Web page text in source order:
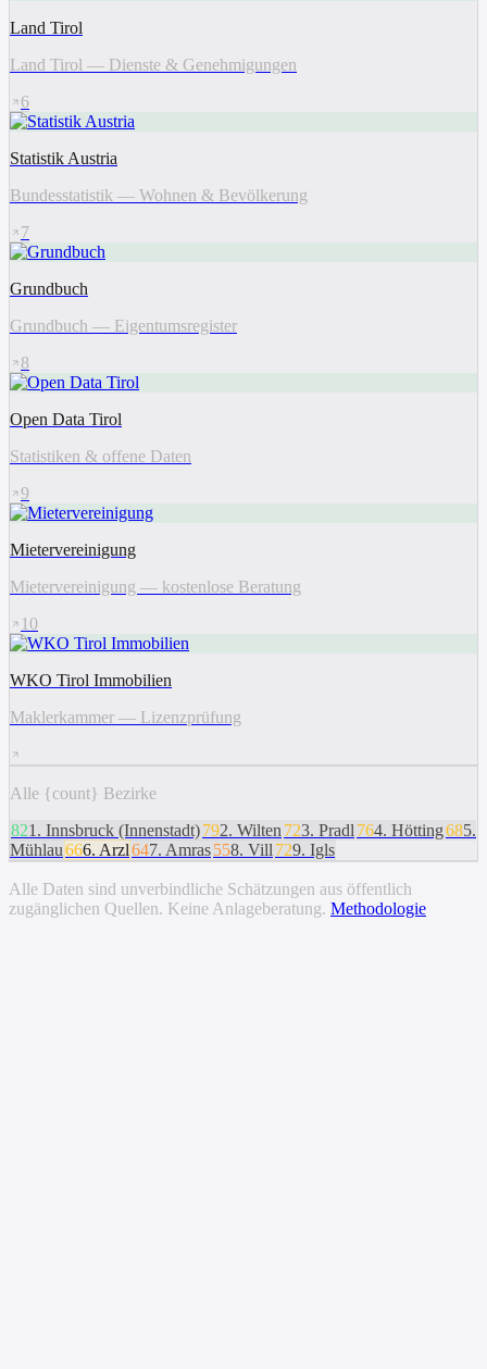
Land Tirol
Land Tirol — Dienste & Genehmigungen
6
Statistik Austria
Bundesstatistik — Wohnen & Bevölkerung
7
Grundbuch
Grundbuch — Eigentumsregister
8
Open Data Tirol
Statistiken & offene Daten
9
Mietervereinigung
Mietervereinigung — kostenlose Beratung
10
WKO Tirol Immobilien
Maklerkammer — Lizenzprüfung
Alle {count} Bezirke
821 . Innsbruck (Innenstadt)792. Wilten 723. Pradl 764. Hötting685.
Mühlau666. Arzl647. Amras558. Vill 729. Igls
Alle Daten sind unverbindliche Schätzungen aus öffentlich
zugänglichen Quellen. Keine Anlageberatung. Methodologie